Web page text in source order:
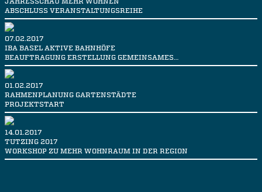
ABSCHLUSS VERANSTALTUNGSREIHE
07.02.2017
IBA BASEL AKTIVE BAHNHÖFE
BEAUFTRAGUNG ERSTELLUNG GEMEINSAMES…
01.02.2017
RAHMENPLANUNG GARTENSTÄDTE
PROJEKTSTART
14.01.2017
TUTZING 2017
WORKSHOP ZU MEHR WOHNRAUM IN DER REGION